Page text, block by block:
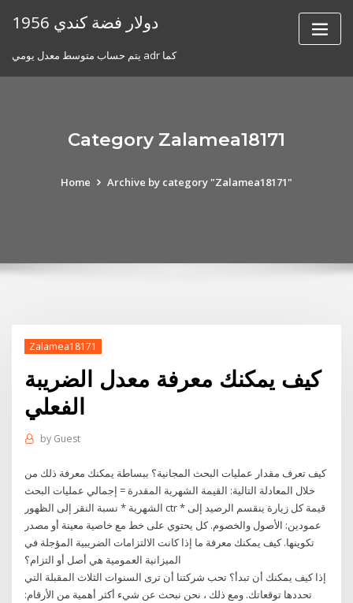
1956 دولار فضة كندي
يتم حساب متوسط ​​معدل يومي adr كما
Category Zalamea18171
Home Archive by category "Zalamea18171"
Zalamea18171
كيف يمكنك معرفة معدل الضريبة
الفعلي
by Guest
كيف تعرف مقدار عمليات البحث المجانية؟ ببساطة يمكنك معرفة ذلك من
خلال المعادلة التالية: القيمة الشهرية المقدرة = إجمالي عمليات البحث
الشهرية * نسبة النقر إلى الظهور ctr * قيمة كل زيارة ينقسم الرصيد إلى
عمودين: الأصول والخصوم. كل يحتوي على خط مع خاصية معينة أو مصدر
تكوينها. كيف يمكنك معرفة ما إذا كانت الالتزامات الضريبية المؤجلة في
الميزانية العمومية هي أصل أو التزام؟
إذا كيف يمكنك أن تبدأ؟ تحب شركتنا أن ترى السنوات الثلاث المقبلة التي
تحددها توقعاتك. ومع ذلك ، نحن نبحث عن شيء أكثر أهمية من الأرقام: